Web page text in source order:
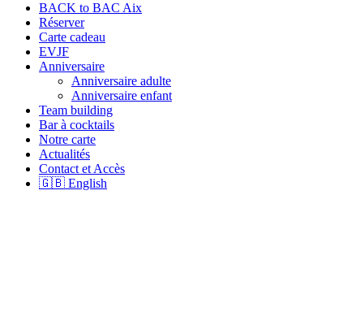
BACK to BAC Aix
Réserver
Carte cadeau
EVJF
Anniversaire
Anniversaire adulte
Anniversaire enfant
Team building
Bar à cocktails
Notre carte
Actualités
Contact et Accès
🇬🇧 English